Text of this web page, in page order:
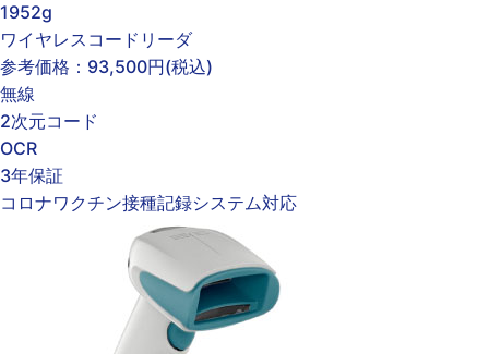
1952g
ワイヤレスコードリーダ
参考価格： 93,500円(税込)
無線
2次元コード
OCR
3年保証
コロナワクチン接種記録システム対応